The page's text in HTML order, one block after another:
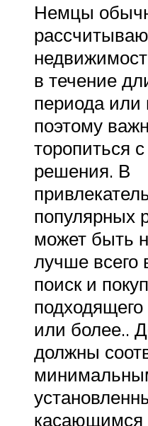
Немцы
в течение
периода или
поэтому
торопиться
решения. В
популярных
может быть
лучше всего
поиск и
подходящего
или более..
должны
касающимся